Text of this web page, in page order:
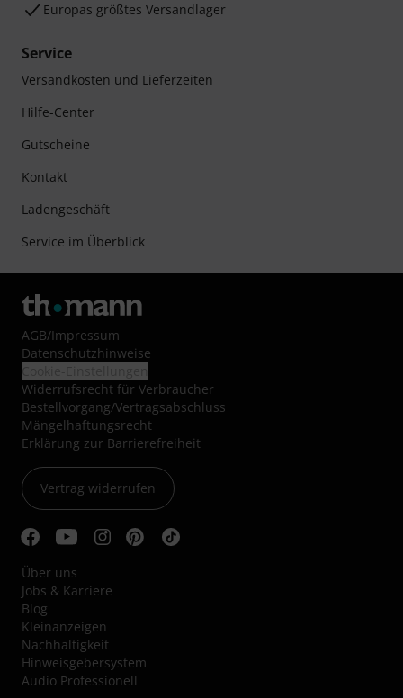
Europas größtes Versandlager
Service
Versandkosten und Lieferzeiten
Hilfe-Center
Gutscheine
Kontakt
Ladengeschäft
Service im Überblick
AGB/Impressum
Datenschutzhinweise
Widerrufsrecht für Verbraucher
Bestellvorgang/Vertragsabschluss
Mängelhaftungsrecht
Erklärung zur Barrierefreiheit
Vertrag widerrufen
Über uns
Jobs & Karriere
Blog
Kleinanzeigen
Nachhaltigkeit
Hinweisgebersystem
Audio Professionell